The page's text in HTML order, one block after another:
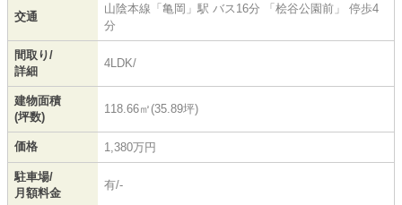
交通
山陰本線 「亀岡 」駅 バス16分 「桧谷公園前」 停歩4
分
間取り/
詳細
4LDK/
建物面積
(坪数)
118.66㎡(35.89坪)
価格 1,380万円
駐車場/
月額料金
有/-